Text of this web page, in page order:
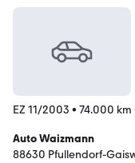
EZ 11/2003 • 74.000 km
Auto Waizmann
88630 Pfullendorf-